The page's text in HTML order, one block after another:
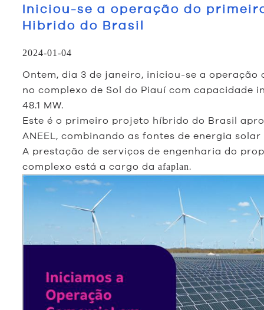
Iniciou-se a operação do
Hibrido do Brasil
2024-01-04
Ontem, dia 3 de janeiro, iniciou-se a operação
no complexo de Sol do Piauí com capacidade
48.1 MW.
Este é o primeiro projeto híbrido do Brasil
ANEEL, combinando as fontes de energia
A prestação de serviços de engenharia do
complexo está a cargo da afaplan.